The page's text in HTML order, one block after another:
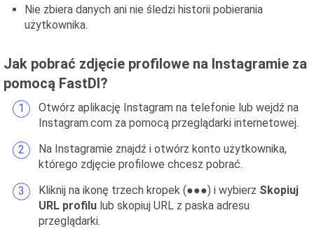
Nie zbiera danych ani nie śledzi historii pobierania
użytkownika.
Jak pobrać zdjęcie profilowe na Instagramie za
pomocą FastDl?
Otwórz aplikację Instagram na telefonie lub wejdź na
Instagram.com za pomocą przeglądarki internetowej.
Na Instagramie znajdź i otwórz konto użytkownika,
którego zdjęcie profilowe chcesz pobrać.
Kliknij na ikonę trzech kropek (●●●) i wybierz Skopiuj
URL profilu lub skopiuj URL z paska adresu
przeglądarki.